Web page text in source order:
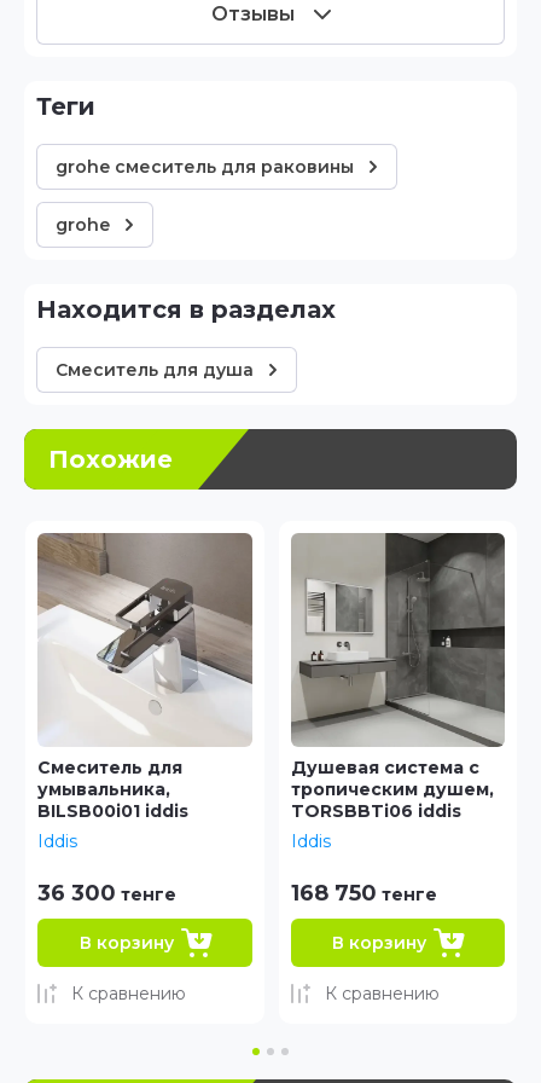
Отзывы
теги
grohe смеситель для раковины
grohe
Находится в разделах
Смеситель для душа
Похожие
Душевая система с
тропическим душем,
TORSBBTi06 iddis
Iddis
168 750 тенге
В корзину
К сравнению
Смеситель для
накладного
умывальника,
TORSB01i01 iddis
53 940 тенге
В корзину
К сравнению